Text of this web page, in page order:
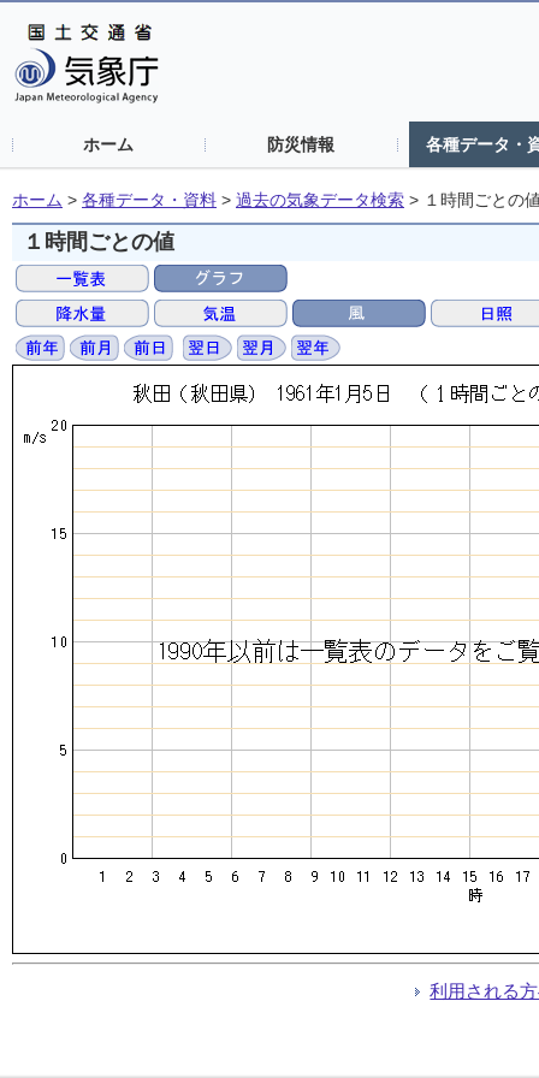
ホーム 防災情報 各種データ・
ホーム > 各種データ・資料 > 過去の気象データ検索 > １時間ごとの
１時間ごとの値
利用される